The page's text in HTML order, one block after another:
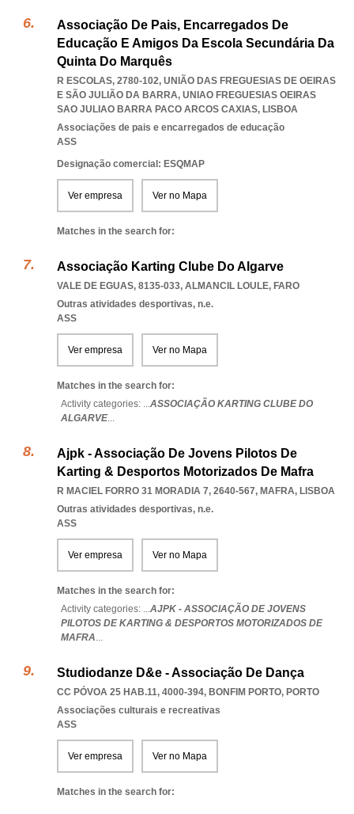
Associação De Pais, Encarregados De
Educação E Amigos Da Escola Secundária Da
Quinta Do Marquês
R ESCOLAS, 2780-102, UNIÃO DAS FREGUESIAS DE OEIRAS
E SÃO JULIÃO DA BARRA, UNIAO FREGUESIAS OEIRAS
SAO JULIAO BARRA PACO ARCOS CAXIAS, LISBOA
Associações de pais e encarregados de educação
ASS
Designação comercial: ESQMAP
Ver empresa Ver no Mapa
Matches in the search for:
Associação Karting Clube Do Algarve
VALE DE EGUAS, 8135-033, ALMANCIL LOULE, FARO
Outras atividades desportivas, n.e.
ASS
Ver empresa Ver no Mapa
Matches in the search for:
Activity categories: ...ASSOCIAÇÃO KARTING CLUBE DO
ALGARVE...
Ajpk - Associação De Jovens Pilotos De
Karting & Desportos Motorizados De Mafra
R MACIEL FORRO 31 MORADIA 7, 2640-567, MAFRA, LISBOA
Outras atividades desportivas, n.e.
ASS
Ver empresa Ver no Mapa
Matches in the search for:
Activity categories: ...AJPK - ASSOCIAÇÃO DE JOVENS
PILOTOS DE KARTING & DESPORTOS MOTORIZADOS DE
MAFRA...
Studiodanze D&e - Associação De Dança
CC PÓVOA 25 HAB.11, 4000-394, BONFIM PORTO, PORTO
Associações culturais e recreativas
ASS
Ver empresa Ver no Mapa
Matches in the search for: